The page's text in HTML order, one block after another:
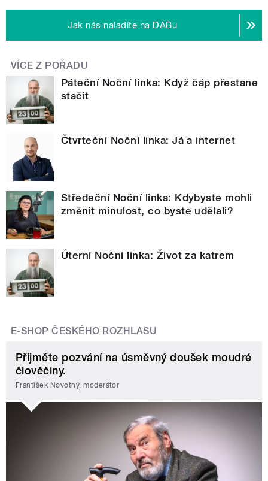
Jak nás naladíte na DABu
VÍCE Z POŘADU
Páteční Noční linka: Když čáp přestane
stačit
Čtvrteční Noční linka: Já a internet
Středeční Noční linka: Kdybyste mohli
změnit minulost, co byste udělali?
Úterní Noční linka: Život za katrem
E-SHOP ČESKÉHO ROZHLASU
Přijměte pozvání na úsměvný doušek moudré
člověčiny.
František Novotný, moderátor